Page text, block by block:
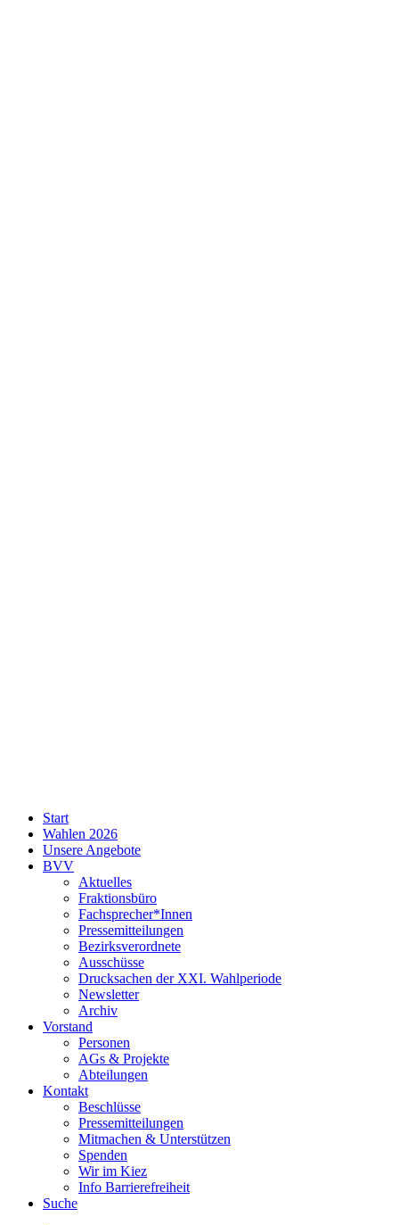
Neukölln
Start
Wahlen 2026
Unsere Angebote
BVV
Aktuelles
Fraktionsbüro
Fachsprecher*Innen
Pressemitteilungen
Bezirksverordnete
Ausschüsse
Drucksachen der XXI. Wahlperiode
Newsletter
Archiv
Vorstand
Personen
AGs & Projekte
Abteilungen
Kontakt
Beschlüsse
Pressemitteilungen
Mitmachen & Unterstützen
Spenden
Wir im Kiez
Info Barrierefreiheit
Suche